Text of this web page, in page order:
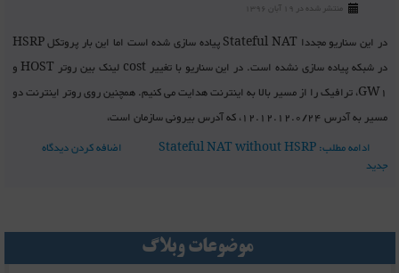
منتشر شده در 19 آبان 1396
در این سناریو مجددا Stateful NAT پیاده سازی شده است اما این بار پروتکل HSRP
در شبکه پیاده سازی نشده است. در این سناریو با تغییر cost لینک بین روتر HOST و
GW1، ترافیک را از مسیر بالا به اینترنت هدایت می کنیم. همچنین روی روتر اینترنت دو
مسیر به آدرس 12.12.12.0/24، که آدرس بیرونی سازمان است،
ادامه مطلب: Stateful NAT without HSRP
اضافه کردن دیدگاه
جدید
موضوعات وبلاگ